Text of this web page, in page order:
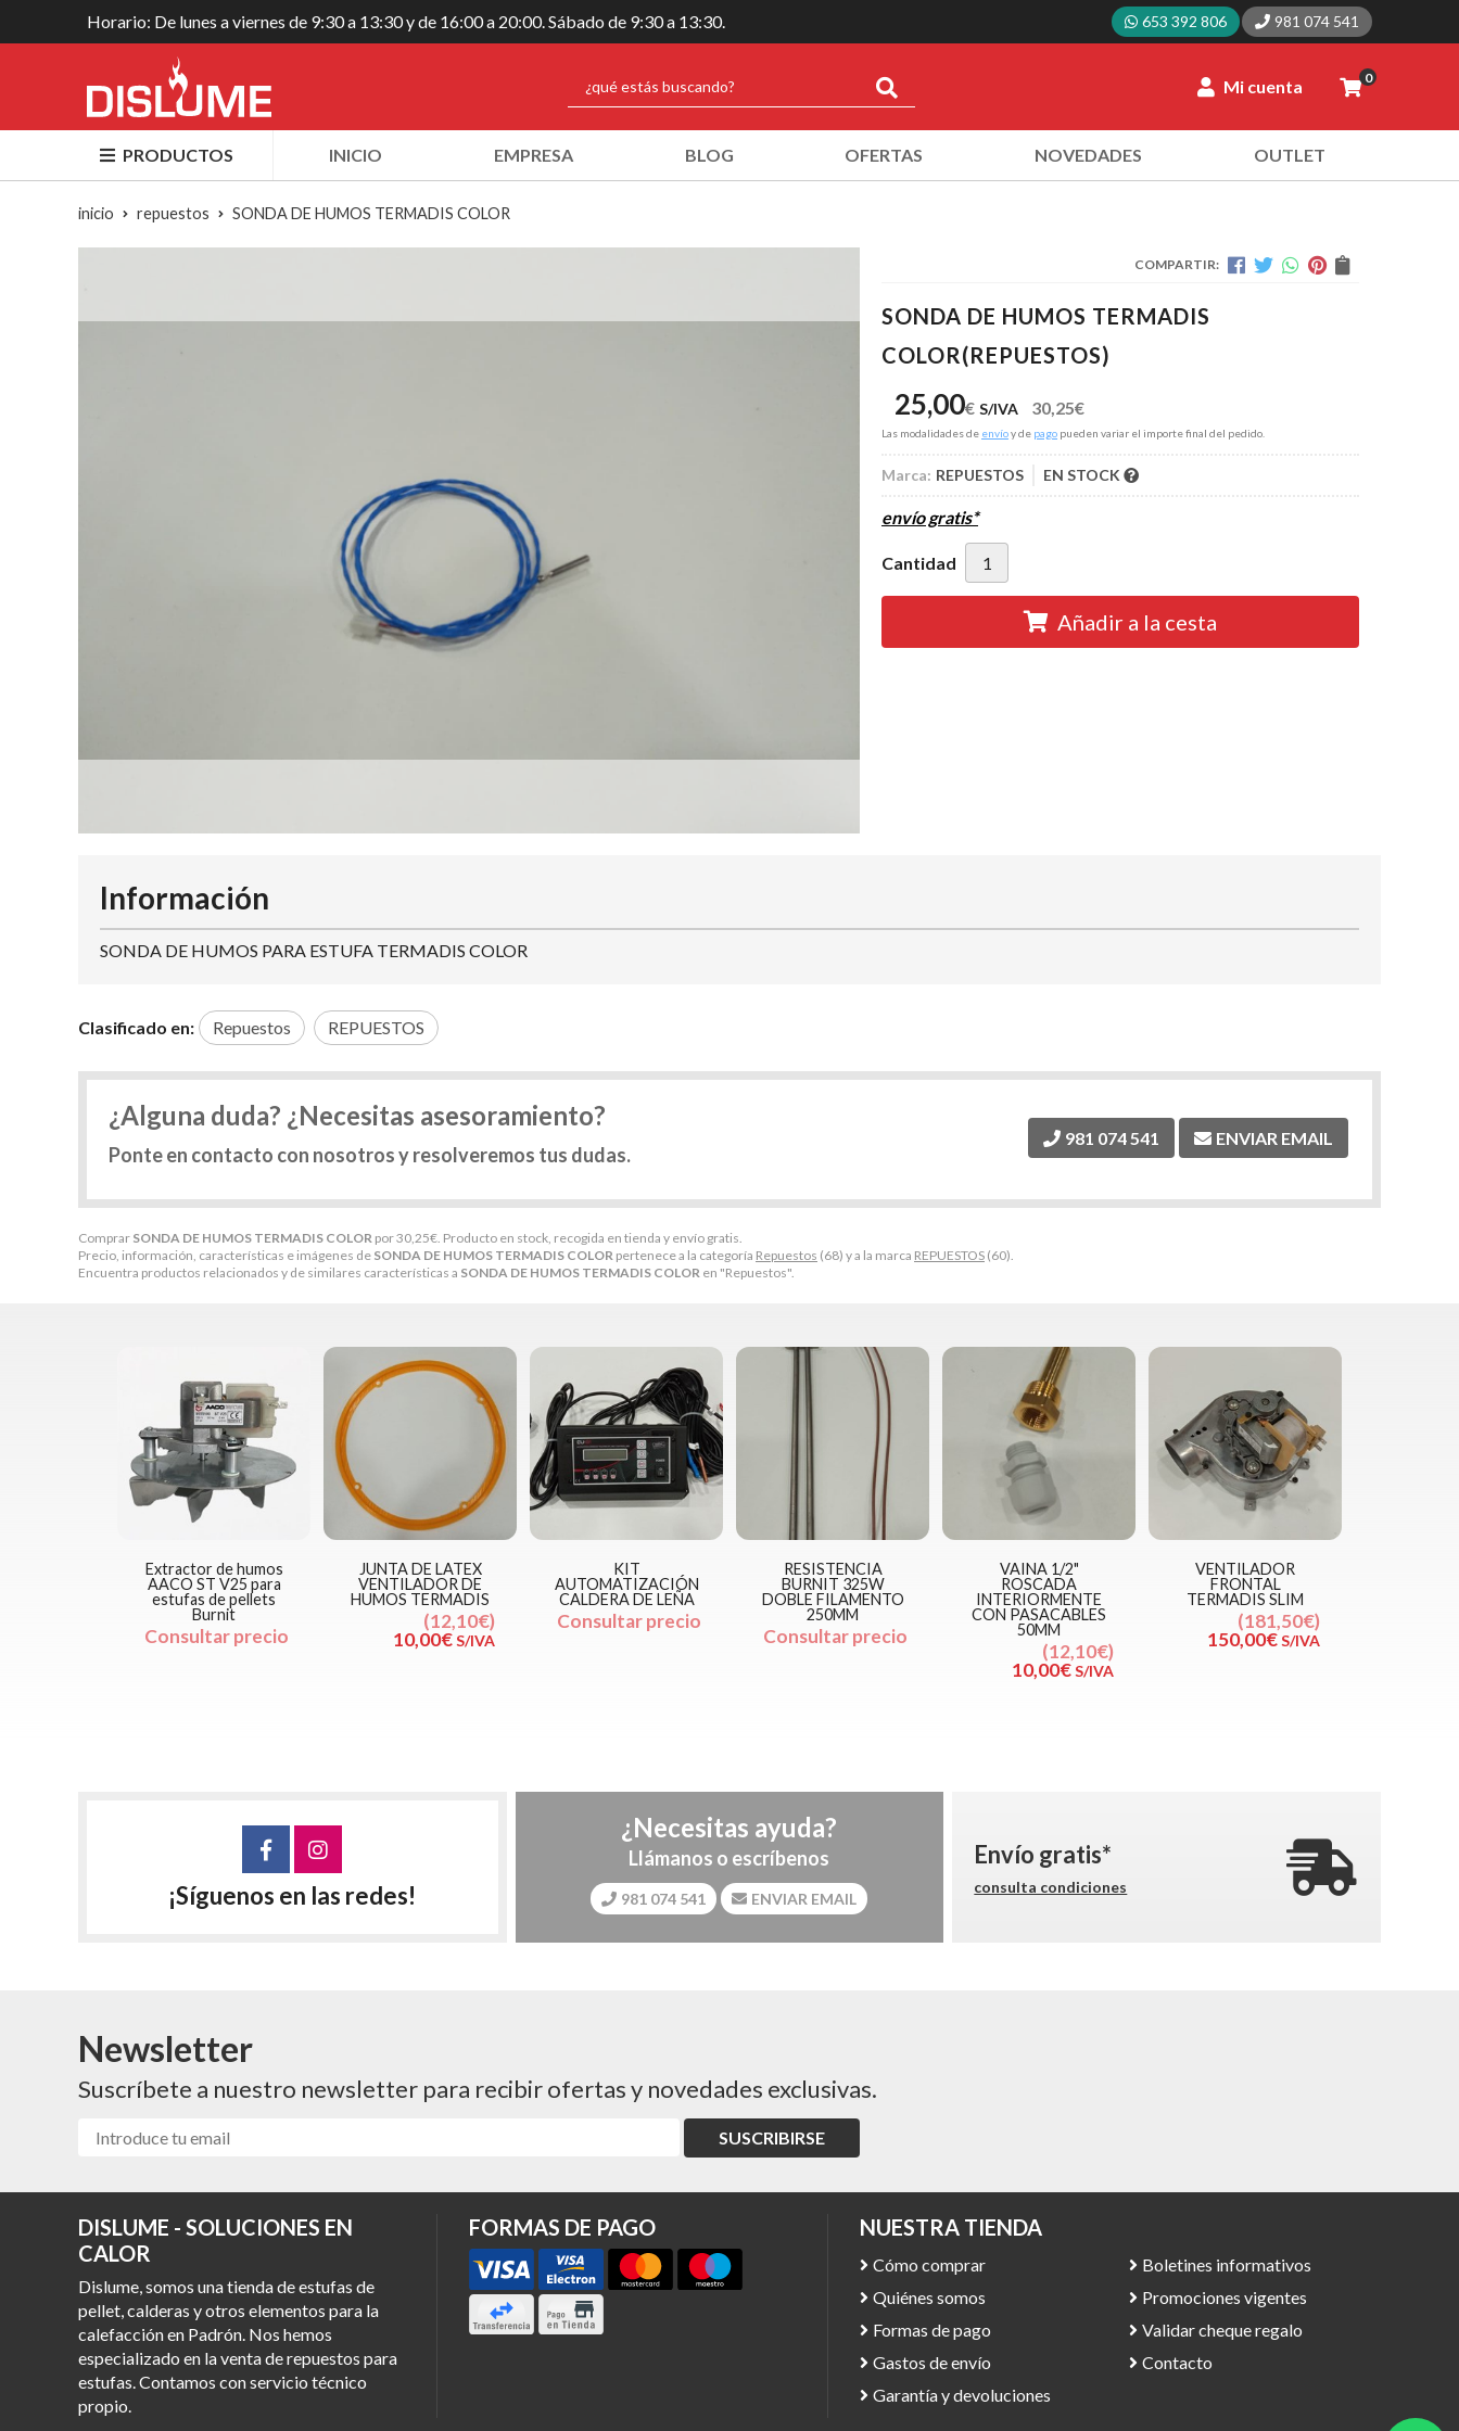
Horario: De lunes a viernes de 9:30 a 13:30 y de 16:00 a 20:00. Sábado de 9:30 a 13:30. 653 392 806 981 074 541
Mi cuenta 0
PRODUCTOS INICIO EMPRESA BLOG OFERTAS NOVEDADES OUTLET
inicio repuestos SONDA DE HUMOS TERMADIS COLOR
COMPARTIR:
SONDA DE HUMOS TERMADIS
COLOR(REPUESTOS)
30,25€
25,00€ S/IVA
Las modalidades de envíoy de pago pueden variar el importe final del pedido.
Marca: REPUESTOS EN STOCK
envío gratis*
Cantidad
Añadir a la cesta
Comprar SONDA DE HUMOS TERMADIS COLOR por30,25€. Producto en stock, recogida en tienda y envío gratis.
Precio, información, características e imágenes de SONDA DE HUMOS TERMADIS COLOR pertenece a la categoría Repuestos (68) y a la marca REPUESTOS (60).
Encuentra productos relacionados y de similares características a SONDA DE HUMOS TERMADIS COLOR en "Repuestos".
Información
SONDA DE HUMOS PARA ESTUFA TERMADIS COLOR
Clasificado en: Repuestos REPUESTOS
¿Alguna duda? ¿Necesitas asesoramiento?
Ponte en contacto con nosotros y resolveremos tus dudas.
981 074 541 ENVIAR EMAIL
Extractor de humos
AACO ST V25 para
estufas de pellets
Burnit
Consultar precio
JUNTA DE LATEX
VENTILADOR DE
HUMOS TERMADIS
12,10€
10,00€S/IVA
KIT
AUTOMATIZACIÓN
CALDERA DE LEÑA
Consultar precio
RESISTENCIA
BURNIT 325W
DOBLE FILAMENTO
250MM
Consultar precio
VAINA 1/2"
ROSCADA
INTERIORMENTE
CON PASACABLES
50MM
12,10€
10,00€S/IVA
VENTILADOR
FRONTAL
TERMADIS SLIM
181,50€
150,00€S/IVA
¡Síguenos en las redes!
¿Necesitas ayuda?
Llámanos o escríbenos
981 074 541 ENVIAR EMAIL
Envío gratis*
consulta condiciones
Newsletter
Suscríbete a nuestro newsletter para recibir ofertas y novedades exclusivas.
SUSCRIBIRSE
DISLUME - SOLUCIONES EN
CALOR
Dislume, somos una tienda de estufas de
pellet, calderas y otros elementos para la
calefacción en Padrón. Nos hemos
especializado en la venta de repuestos para
estufas. Contamos con servicio técnico
propio.
FORMAS DE PAGO NUESTRA TIENDA
Cómo comprar
Quiénes somos
Formas de pago
Gastos de envío
Garantía y devoluciones
Boletines informativos
Promociones vigentes
Validar cheque regalo
Contacto